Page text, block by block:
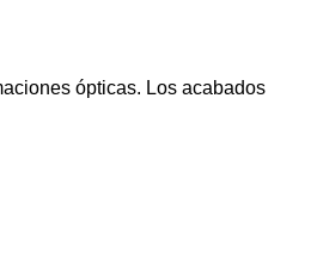
ópticas. Los acabados